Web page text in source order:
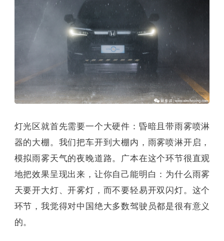
灯光区就首先需要一个大硬件：昏暗且带雨雾喷淋
器的大棚。我们把车开到大棚内，雨雾喷淋开启，
模拟雨雾天气的夜晚道路。广本在这个环节很直观
地把效果呈现出来，让你自己能明白：为什么雨雾
天要开大灯、开雾灯，而不要轻易开双闪灯。这个
环节，我觉得对中国绝大多数驾驶员都是很有意义
的。